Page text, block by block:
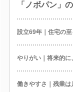
「ノボパン」
設立69年｜住宅の
やりがい｜将来的に
働きやすさ｜残業